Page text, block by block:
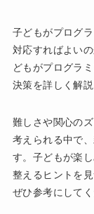
子どもがプログ
対応すればよい
どもがプログラ
決策を詳しく解説
難しさや関心の
考えられる中で
す。子どもが楽
整えるヒントを
ぜひ参考にしてく